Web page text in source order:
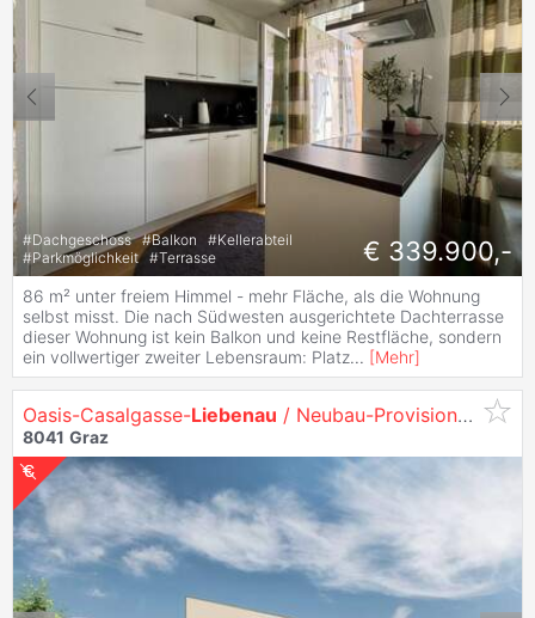
#Dachgeschoss #Balkon #Kellerabteil
#Parkmöglichkeit #Terrasse € 339.900,-
86 m² unter freiem Himmel - mehr Fläche, als die Wohnung
selbst misst. Die nach Südwesten ausgerichtete Dachterrasse
dieser Wohnung ist kein Balkon und keine Restfläche, sondern
ein vollwertiger zweiter Lebensraum: Platz... [Mehr]
Oasis-Casalgasse-Liebenau / Neubau-Provisionsfrei
8041 Graz